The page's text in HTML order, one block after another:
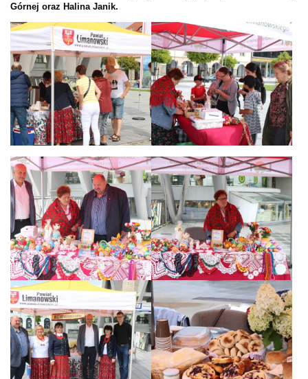
Górnej oraz Halina Janik.